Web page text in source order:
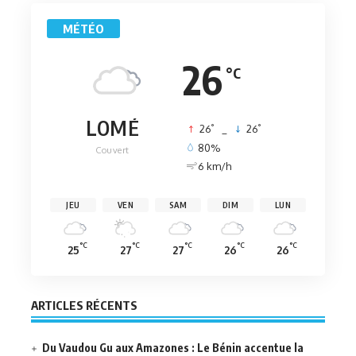
MÉTÉO
26 °C
LOMÉ
Couvert
26° 26°
80%
6 km/h
JEU
25°C
VEN
27°C
SAM
27°C
DIM
26°C
LUN
26°C
ARTICLES RÉCENTS
Du Vaudou Gu aux Amazones : Le Bénin accentue la